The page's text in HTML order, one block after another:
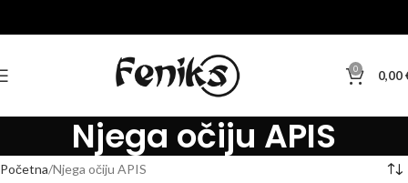
0 0,00
Njega očiju APIS
Početna Njega očiju APIS